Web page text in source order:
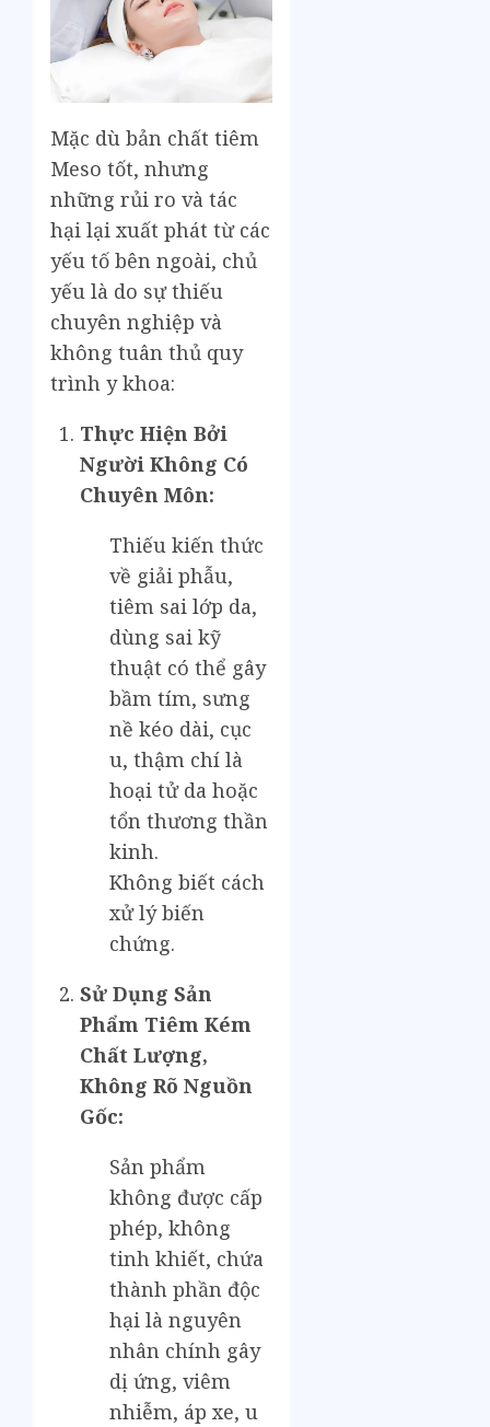
Mặc dù bản chất tiêm
Meso tốt, nhưng
những rủi ro và tác
hại lại xuất phát từ các
yếu tố bên ngoài, chủ
yếu là do sự thiếu
chuyên nghiệp và
không tuân thủ quy
trình y khoa:
Thực Hiện Bởi
Người Không Có
Chuyên Môn:
Thiếu kiến thức
về giải phẫu,
tiêm sai lớp da,
dùng sai kỹ
thuật có thể gây
bầm tím, sưng
nề kéo dài, cục
u, thậm chí là
hoại tử da hoặc
tổn thương thần
kinh.
Không biết cách
xử lý biến
chứng.
Sử Dụng Sản
Phẩm Tiêm Kém
Chất Lượng,
Không Rõ Nguồn
Gốc:
Sản phẩm
không được cấp
phép, không
tinh khiết, chứa
thành phần độc
hại là nguyên
nhân chính gây
dị ứng, viêm
nhiễm, áp xe, u